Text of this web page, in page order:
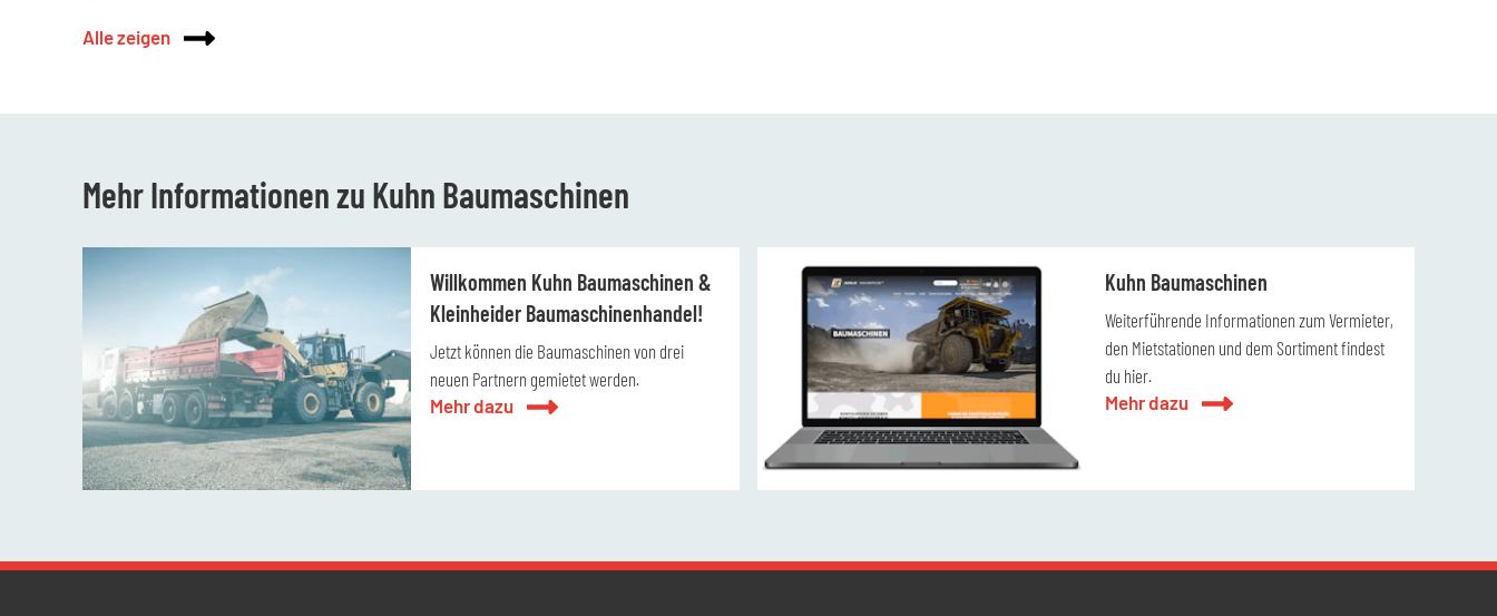
Alle zeigen
Mehr Informationen zu Kuhn Baumaschinen
Willkommen Kuhn Baumaschinen &
Kleinheider Baumaschinenhandel!
Jetzt können die Baumaschinen von drei
neuen Partnern gemietet werden.
Mehr dazu
Kuhn Baumaschinen
Weiterführende Informationen zum Vermieter,
den Mietstationen und dem Sortiment findest
du hier.
Mehr dazu